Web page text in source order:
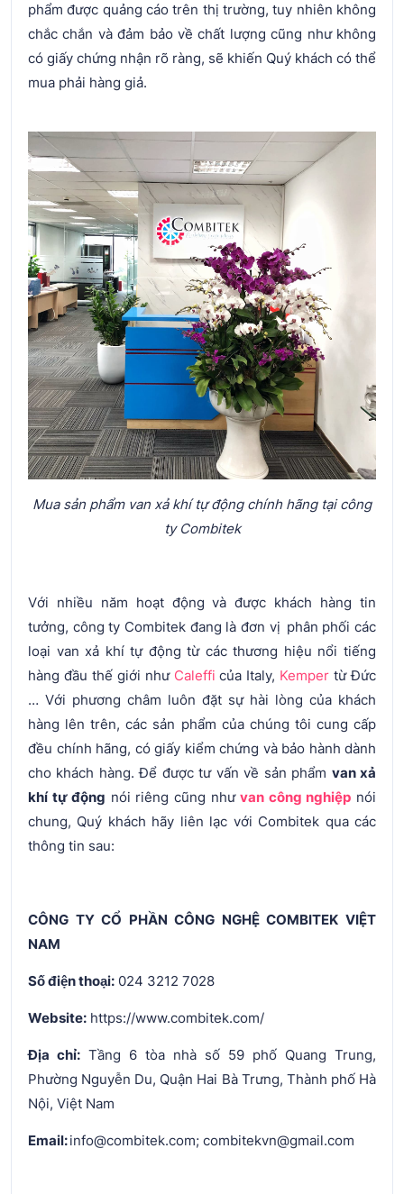
phẩm được quảng cáo trên thị trường, tuy nhiên không
chắc chắn và đảm bảo về chất lượng cũng như không
có giấy chứng nhận rõ ràng, sẽ khiến Quý khách có thể
mua phải hàng giả.
Mua sản phẩm van xả khí tự động chính hãng tại công
ty Combitek
Với nhiều năm hoạt động và được khách hàng tin
tưởng, công ty Combitek đang là đơn vị phân phối các
loại van xả khí tự động từ các thương hiệu nổi tiếng
hàng đầu thế giới như Caleffi của Italy, Kemper từ Đức
… Với phương châm luôn đặt sự hài lòng của khách
hàng lên trên, các sản phẩm của chúng tôi cung cấp
đều chính hãng, có giấy kiểm chứng và bảo hành dành
cho khách hàng. Để được tư vấn về sản phẩm van xả
khí tự động nói riêng cũng nhưvan công nghiệp nói
chung, Quý khách hãy liên lạc với Combitek qua các
thông tin sau:
CÔNG TY CỔ PHẦN CÔNG NGHỆ COMBITEK VIỆT
NAM
Số điện thoại: 024 3212 7028
Website: https://www.combitek.com/
Địa chỉ: Tầng 6 tòa nhà số 59 phố Quang Trung,
Phường Nguyễn Du, Quận Hai Bà Trưng, Thành phố Hà
Nội, Việt Nam
Email:info@combitek.com; combitekvn@gmail.com